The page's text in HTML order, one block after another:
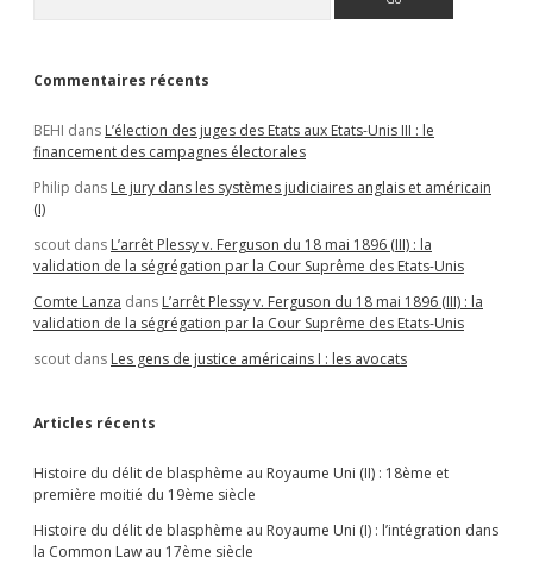
Commentaires récents
BEHI dans L’élection des juges des Etats aux Etats-Unis III : le
financement des campagnes électorales
Philip dans Le jury dans les systèmes judiciaires anglais et américain
(I)
scout dans L’arrêt Plessy v. Ferguson du 18 mai 1896 (III) : la
validation de la ségrégation par la Cour Suprême des Etats-Unis
Comte Lanza dans L’arrêt Plessy v. Ferguson du 18 mai 1896 (III) : la
validation de la ségrégation par la Cour Suprême des Etats-Unis
scout dans Les gens de justice américains I : les avocats
Articles récents
Histoire du délit de blasphème au Royaume Uni (II) : 18ème et
première moitié du 19ème siècle
Histoire du délit de blasphème au Royaume Uni (I) : l’intégration dans
la Common Law au 17ème siècle